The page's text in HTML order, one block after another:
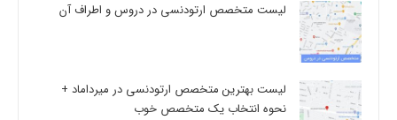
لیست متخصص ارتودنسی در دروس و اطراف آن
لیست بهترین متخصص ارتودنسی در میرداماد +
نحوه انتخاب یک متخصص خوب